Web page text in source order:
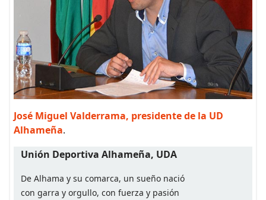
José Miguel Valderrama, presidente de la UD
Alhameña.
Unión Deportiva Alhameña, UDA
De Alhama y su comarca, un sueño nació
con garra y orgullo, con fuerza y pasión